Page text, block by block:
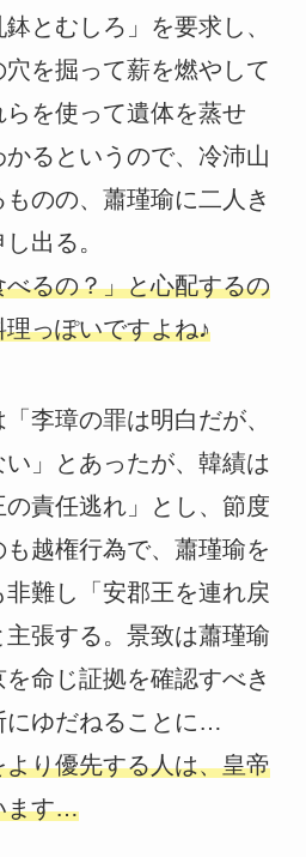
とむしろ」を要求し、
を掘って薪を燃やして
を使って遺体を蒸せ
るというので、冷沛山
のの、蕭瑾瑜に二人き
出る。
るの？」と心配するの
っぽいですよね♪
李璋の罪は明白だが、
」とあったが、韓績は
の責任逃れ」とし、節度
越権行為で、蕭瑾瑜を
難し「安郡王を連れ戻
張する。景致は蕭瑾瑜
命じ証拠を確認すべき
にゆだねることに…
り優先する人は、皇帝
ます…